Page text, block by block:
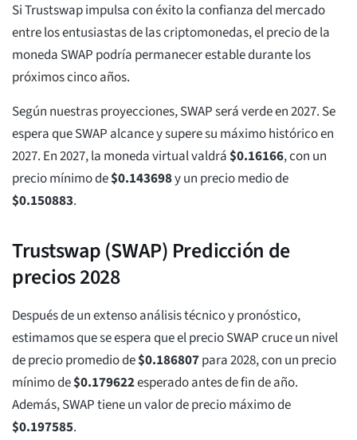
Si Trustswap impulsa con éxito la confianza del mercado
entre los entusiastas de las criptomonedas, el precio de la
moneda SWAP podría permanecer estable durante los
próximos cinco años.
Según nuestras proyecciones, SWAP será verde en 2027. Se
espera que SWAP alcance y supere su máximo histórico en
2027. En 2027, la moneda virtual valdrá$0.16166, con un
precio mínimo de$0.143698y un precio medio de
$0.150883.
Trustswap (SWAP) Predicción de
precios 2028
Después de un extenso análisis técnico y pronóstico,
estimamos que se espera que el precio SWAP cruce un nivel
de precio promedio de$0.186807para 2028, con un precio
mínimo de$0.179622esperado antes de fin de año.
Además, SWAP tiene un valor de precio máximo de
$0.197585.